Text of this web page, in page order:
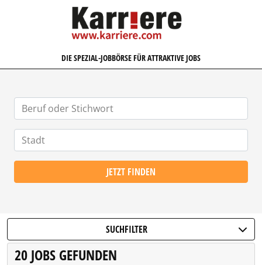
KARRIERE.COM
DIE SPEZIAL-JOBBÖRSE FÜR ATTRAKTIVE JOBS
JETZT FINDEN
SUCHFILTER
20 JOBS GEFUNDEN